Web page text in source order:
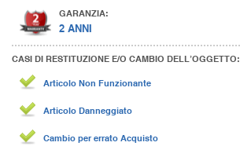
GARANZIA:
2 ANNI
CASI DI RESTITUZIONE E/O CAMBIO DELL’OGGETTO:
Articolo Non Funzionante
Articolo Danneggiato
Cambio per errato Acquisto